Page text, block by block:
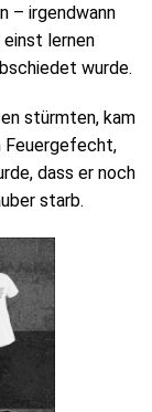
– irgendwann
einst lernen
wurde.
stürmten, kam
Feuergefecht,
dass er noch
starb.